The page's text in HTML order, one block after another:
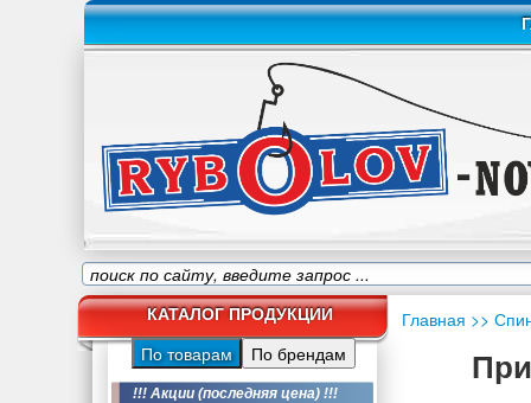
КАТАЛОГ ПРОДУКЦИИ
По товарам По брендам
!!! Акции (последняя цена) !!!
Главная >>